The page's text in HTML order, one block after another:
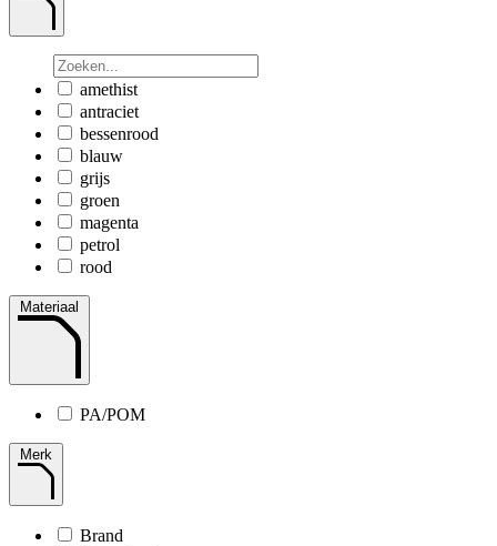
amethist
antraciet
bessenrood
blauw
grijs
groen
magenta
petrol
rood
Materiaal
PA/POM
Merk
Brand